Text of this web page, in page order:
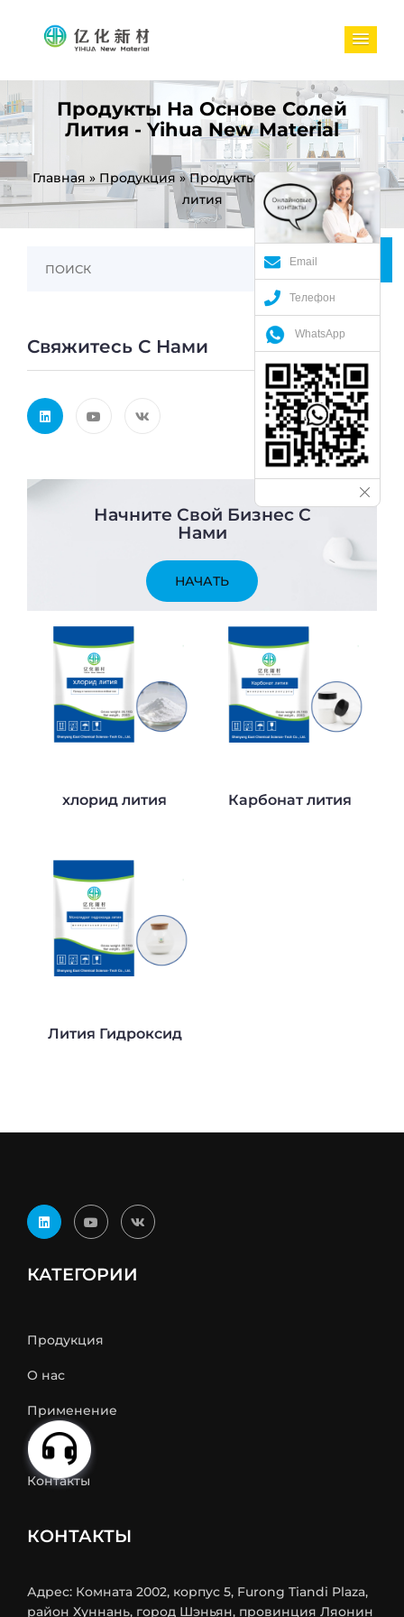
Продукты На Основе Солей
Лития - Yihua New Material
Главная » Продукция »Продукты на основе солей
лития
Свяжитесь С Нами
Начните Свой Бизнес С
Нами
НАЧАТЬ
хлорид лития Карбонат лития
Лития Гидроксид
КАТЕГОРИИ
Продукция
О нас
Применение
Новости
Контакты
КОНТАКТЫ
Адрес: Комната 2002, корпус 5, Furong Tiandi Plaza,
район Хуннань, город Шэньян, провинция Ляонин
Email
Телефон
WhatsApp